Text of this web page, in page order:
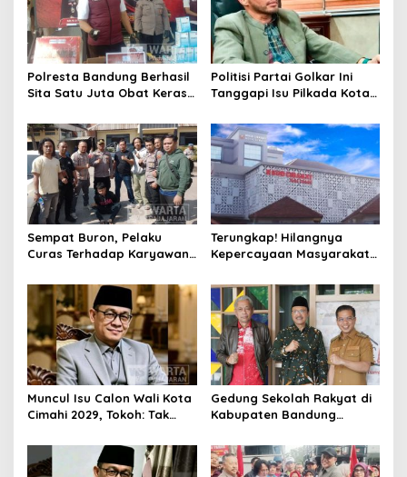
Polresta Bandung Berhasil
Sita Satu Juta Obat Keras
Kasus Narkoba
Politisi Partai Golkar Ini
Tanggapi Isu Pilkada Kota
Sempat Buron, Pelaku
Curas Terhadap Karyawan
Ditangkap Polisi
Terungkap! Hilangnya
Kepercayaan Masyarakat
Rebranding RSUD Cibabat
Muncul Isu Calon Wali Kota
Cimahi 2029, Tokoh: Tak
Legitimasi Parpol
Gedung Sekolah Rakyat di
Kabupaten Bandung
Siap Tampung Dua Ribu
Siswa